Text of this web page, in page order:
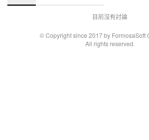
目前沒有討論
© Copyright since 2017 by FormosaSoft
All rights reserved.